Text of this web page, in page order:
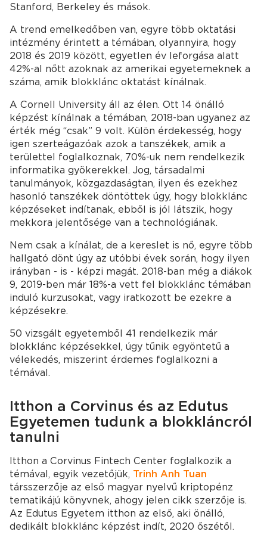
Stanford, Berkeley és mások.
A trend emelkedőben van, egyre több oktatási
intézmény érintett a témában, olyannyira, hogy
2018 és 2019 között, egyetlen év leforgása alatt
42%-al nőtt azoknak az amerikai egyetemeknek a
száma, amik blokklánc oktatást kínálnak.
A Cornell University áll az élen. Ott 14 önálló
képzést kínálnak a témában, 2018-ban ugyanez az
érték még “csak” 9 volt. Külön érdekesség, hogy
igen szerteágazóak azok a tanszékek, amik a
területtel foglalkoznak, 70%-uk nem rendelkezik
informatika gyökerekkel. Jog, társadalmi
tanulmányok, közgazdaságtan, ilyen és ezekhez
hasonló tanszékek döntöttek úgy, hogy blokklánc
képzéseket indítanak, ebből is jól látszik, hogy
mekkora jelentősége van a technológiának.
Nem csak a kínálat, de a kereslet is nő, egyre több
hallgató dönt úgy az utóbbi évek során, hogy ilyen
irányban - is - képzi magát. 2018-ban még a diákok
9, 2019-ben már 18%-a vett fel blokklánc témában
induló kurzusokat, vagy iratkozott be ezekre a
képzésekre.
50 vizsgált egyetemből 41 rendelkezik már
blokklánc képzésekkel, úgy tűnik egyöntetű a
vélekedés, miszerint érdemes foglalkozni a
témával.
Itthon a Corvinus és az Edutus
Egyetemen tudunk a blokkláncról
tanulni
Itthon a Corvinus Fintech Center foglalkozik a
témával, egyik vezetőjük, Trinh Anh Tuan
társszerzője az első magyar nyelvű kriptopénz
tematikájú könyvnek, ahogy jelen cikk szerzője is.
Az Edutus Egyetem itthon az első, aki önálló,
dedikált blokklánc képzést indít, 2020 őszétől.